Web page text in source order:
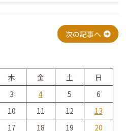
次の記事へ
木 金 土
日
3 4 5
6
10 11 12
13
17 18 19
20